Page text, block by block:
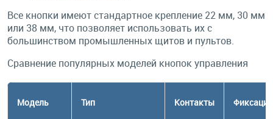
Все кнопки имеют стандартное крепление 22 мм, 30 мм
или 38 мм, что позволяет использовать их с
большинством промышленных щитов и пультов.
Сравнение популярных моделей кнопок управления
Модель Тип Контакты Фиксация